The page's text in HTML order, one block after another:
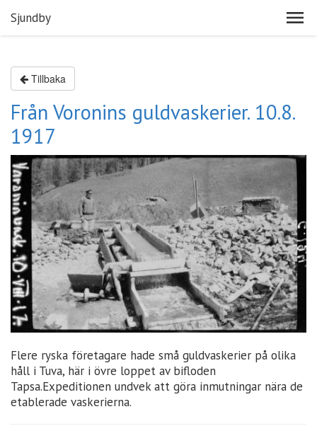
Sjundby
Tillbaka
Från Voronins guldvaskerier. 10.8.
1917
Flere ryska företagare hade små guldvaskerier på olika
håll i Tuva, här i övre loppet av bifloden
Tapsa.Expeditionen undvek att göra inmutningar nära de
etablerade vaskerierna.